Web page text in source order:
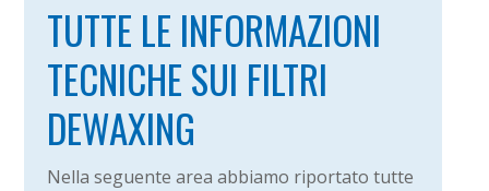
TUTTE LE INFORMAZIONI
TECNICHE SUI FILTRI
DEWAXING
Nella seguente area abbiamo riportato tutte